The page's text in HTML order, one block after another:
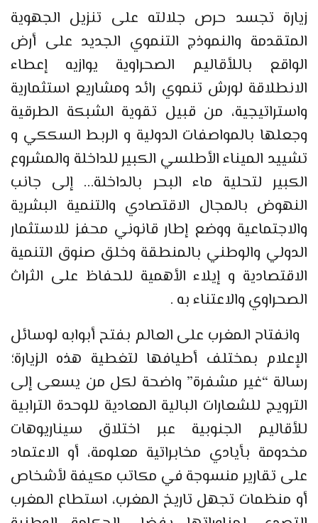
زيارة تجسد حرص جلالته على تنزيل الجهوية
المتقدمة والنموذج التنموي الجديد على أرض
الواقع باللأقاليم الصحراوية يوازيه إعطاء
الانطلاقة لورش تنموي رائد ومشاريع استثمارية
واستراتيجية، من قبيل تقوية الشبكة الطرقية
وجعلها بالمواصفات الدولية و الربط السككي و
تشييد الميناء الأطلسي الكبير للداخلة والمشروع
الكبير لتحلية ماء البحر بالداخلة… إلى جانب
النهوض بالمجال الاقتصادي والتنمية البشرية
والاجتماعية ووضع إطار قانوني محفز للاستثمار
الدولي والوطني بالمنطقة وخلق صنوق التنمية
الاقتصادية و إيلاء الأهمية للحفاظ على الثراث
الصحراوي والاعتناء به .
وانفتاح المغرب على العالم بفتح أبوابه لوسائل
الإعلام بمختلف أطيافها لتغطية هذه الزيارة؛
رسالة “غير مشفرة” واضحة لكل من يسعى إلى
الترويج للشعارات البالية المعادية للوحدة الترابية
للأقاليم الجنوبية عبر اختلاق سيناريوهات
مخدومة بأيادي مخابراتية معلومة، أو الاعتماد
على تقارير منسوجة في مكاتب مكيفة لأشخاص
أو منظمات تجهل تاريخ المغرب، استطاع المغرب